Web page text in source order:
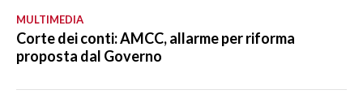
MULTIMEDIA
Corte dei conti: AMCC, allarme per riforma
proposta dal Governo